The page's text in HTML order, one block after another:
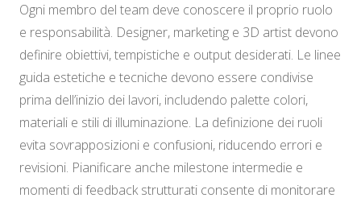
Ogni membro del team deve conoscere il proprio ruolo
e responsabilità. Designer, marketing e 3D artist devono
definire obiettivi, tempistiche e output desiderati. Le linee
guida estetiche e tecniche devono essere condivise
prima dell’inizio dei lavori, includendo palette colori,
materiali e stili di illuminazione. La definizione dei ruoli
evita sovrapposizioni e confusioni, riducendo errori e
revisioni. Pianificare anche milestone intermedie e
momenti di feedback strutturati consente di monitorare